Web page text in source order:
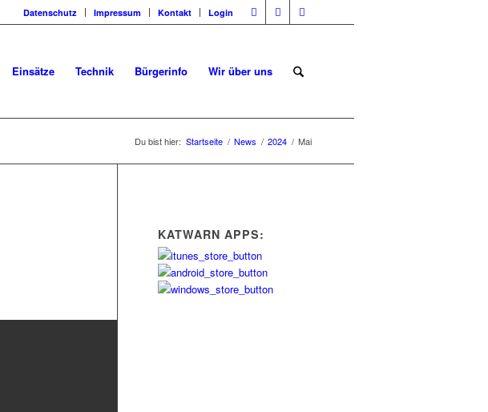
Datenschutz Impressum Kontakt Login
Einsätze Technik Bürgerinfo Wir über uns
Du bist hier: Startseite / News / 2024 / Mai
KATWARN APPS: